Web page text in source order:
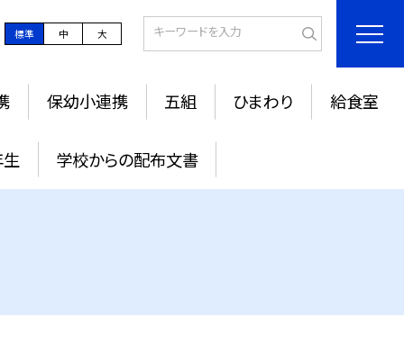
標準 中 大
保幼小連携 五組 ひまわり 給食室
生 学校からの配布文書